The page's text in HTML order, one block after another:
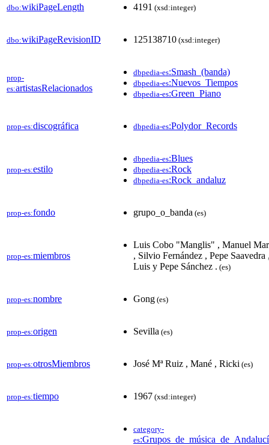
dbo:wikiPageLength 4191 (xsd:integer)
dbo:wikiPageRevisionID 125138710 (xsd:integer)
prop-
es:artistasRelacionados
dbpedia-es:Smash_(banda)
dbpedia-es:Nuevos_Tiempos
dbpedia-es:Green_Piano
prop-es:discográfica dbpedia-es:Polydor_Records
prop-es:estilo
dbpedia-es:Blues
dbpedia-es:Rock
dbpedia-es:Rock_andaluz
prop-es:fondo grupo_o_banda (es)
prop-es:miembros
Luis Cobo "Manglis" , Manuel
, Silvio Fernández , Pepe Saavedra
Luis y Pepe Sánchez . (es)
prop-es:nombre Gong (es)
prop-es:origen Sevilla (es)
prop-es:otrosMiembros José Mª Ruiz , Mané , Ricki (es)
prop-es:tiempo 1967 (xsd:integer)
category-
es